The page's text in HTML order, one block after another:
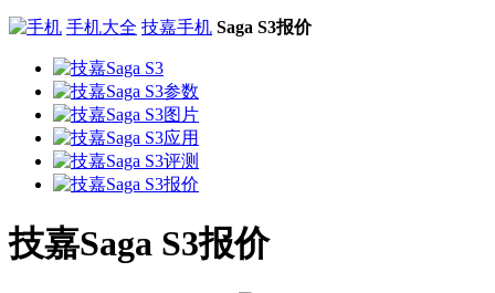
手机大全 技嘉手机 Saga S3报价
技嘉Saga S3报价